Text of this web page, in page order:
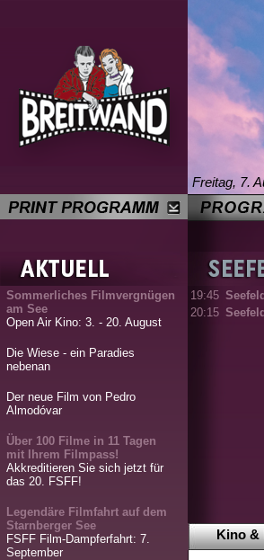
Freitag, 7.
Sommerliches Filmvergnügen
am See
Open Air Kino: 3. - 20. August
Die Wiese - ein Paradies
nebenan
Der neue Film von Pedro
Almodóvar
Über 100 Filme in 11 Tagen
mit Ihrem Filmpass!
Akkreditieren Sie sich jetzt für
das 20. FSFF!
Legendäre Filmfahrt auf dem
Starnberger See
FSFF Film-Dampferfahrt: 7.
September
19:45
20:15
Kino &